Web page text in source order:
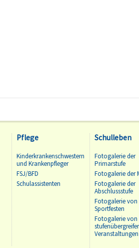
Pflege
Kinderkrankenschwestern
und Krankenpfleger
FSJ/BFD
Schulassistenten
Schulleben
Fotogalerie der
Primarstufe
Fotogalerie der
Fotogalerie der
Abschlussstufe
Fotogalerie von
Sportfesten
Fotogalerie von
Veranstaltungen